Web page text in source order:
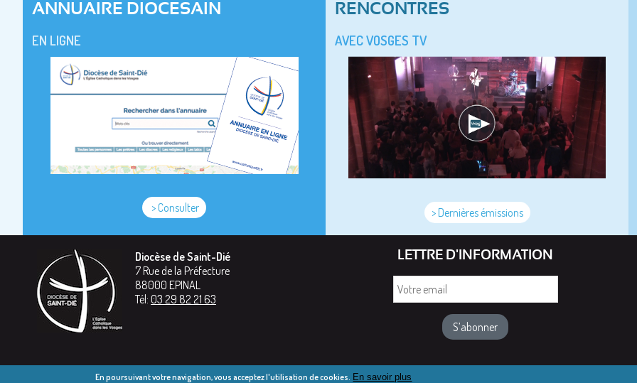
ANNUAIRE DIOCESAIN
EN LIGNE
> Consulter
RENCONTRES
AVEC VOSGES TV
> Dernières émissions
Diocèse de Saint-Dié
7 Rue de la Préfecture
88000 EPINAL
Tél: 03 29 82 21 63
LETTRE D'INFORMATION
En poursuivant votre navigation, vous acceptez l'utilisation de cookies. En savoir plus